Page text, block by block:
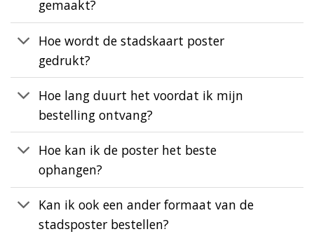
gemaakt?
Hoe wordt de stadskaart poster
gedrukt?
Hoe lang duurt het voordat ik mijn
bestelling ontvang?
Hoe kan ik de poster het beste
ophangen?
Kan ik ook een ander formaat van de
stadsposter bestellen?